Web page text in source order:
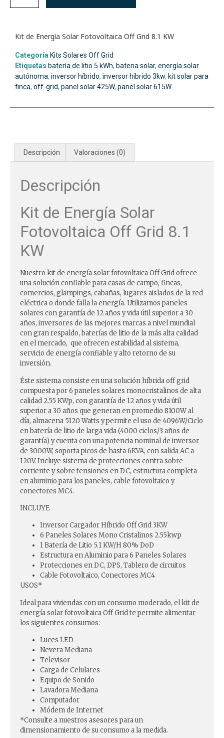
Kit de Energía Solar Fotovoltaica Off Grid 8.1 KW
Categoría Kits Solares Off Grid
Etiquetas batería de litio 5 kWh, bateria solar, energía solar
autónoma, inversor híbrido, inversor híbrido 3kw, kit solar para
finca, off-grid, panel solar 425W, panel solar 615W
Descripción Valoraciones (0)
Descripción
Kit de Energía Solar
Fotovoltaica Off Grid 8.1
KW
Nuestro kit de energía solar fotovoltaica Off Grid ofrece
una solución confiable para casas de campo, fincas,
comercios, glampings, cabañas, lugares aislados de la red
eléctrica o donde falla la energía. Utilizamos paneles
solares con garantía de 12 años y vida útil superior a 30
años, inversores de las mejores marcas a nivel mundial
con gran respaldo, baterías de litio de la más alta calidad
en el mercado, que ofrecen estabilidad al sistema,
servicio de energía confiable y alto retorno de su
inversión.
Éste sistema consiste en una solución híbrida off grid
compuesta por 6 paneles solares monocristalinos de alta
calidad 2.55 KWp, con garantía de 12 años y vida útil
superior a 30 años que generan en promedio 8100W al
día, almacena 5120 Watts y permite el uso de 4096W/Ciclo
en batería de litio de larga vida (4000 ciclos/3 años de
garantía) y cuenta con una potencia nominal de inversor
de 3000W, soporta picos de hasta 6KVA, con salida AC a
120V. Incluye sistema de protecciones contra sobre
corriente y sobre tensiones en DC, estructura completa
en aluminio para los paneles, cable fotovoltaico y
conectores MC4.
INCLUYE
Inversor Cargador Híbrido Off Grid 3KW
6 Paneles Solares Mono Cristalinos 2.55kwp
1 Batería de Litio 5.1 KW/H 80% DoD
Estructura en Aluminio para 6 Paneles Solares
Protecciones en DC, DPS, Tablero de circuitos
Cable Fotovoltaico, Conectores MC4
USOS*
Ideal para viviendas con un consumo moderado, el kit de
energía solar fotovoltaica Off Grid te permite alimentar
los siguientes consumos:
Luces LED
Nevera Mediana
Televisor
Carga de Celulares
Equipo de Sonido
Lavadora Mediana
Computador
Módem de Internet
*Consulte a nuestros asesores para un
dimensionamiento de su consumo a la medida.